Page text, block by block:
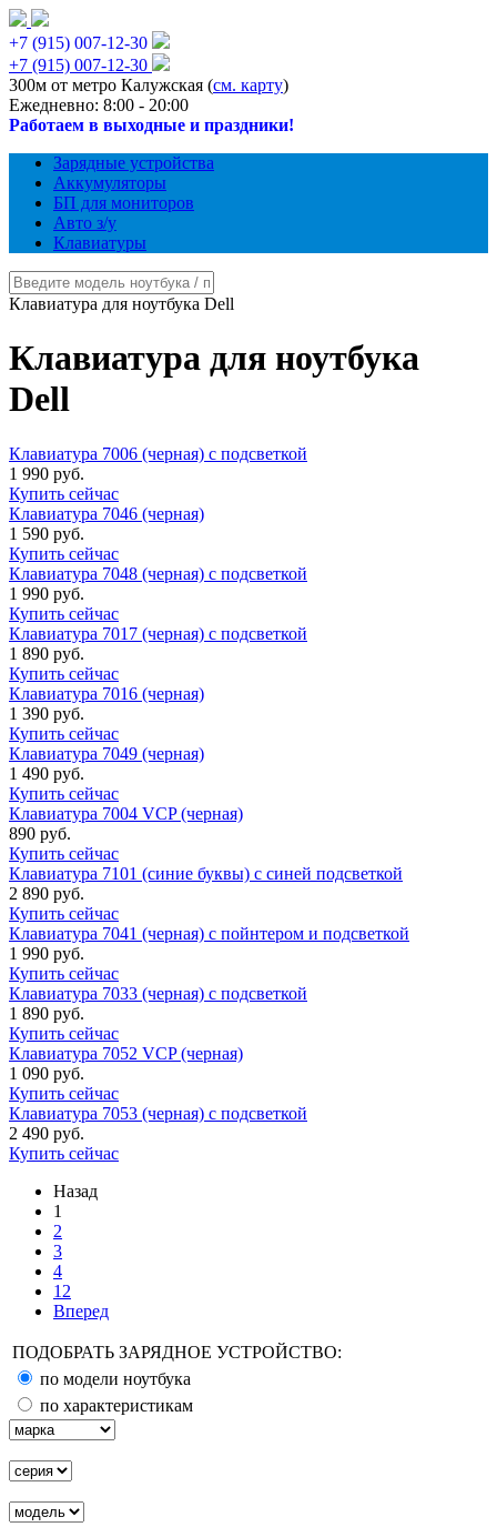
+7 (915) 007-12-30
+7 (915) 007-12-30
300м от метро Калужская (см. карту)
Ежедневно: 8:00 - 20:00
Работаем в выходные и праздники!
Зарядные устройства
Аккумуляторы
БП для мониторов
Авто з/у
Клавиатуры
Клавиатура для ноутбука Dell
Клавиатура для ноутбука
Dell
Клавиатура 7006 (черная) с подсветкой
1 990 руб.
Купить сейчас
Клавиатура 7046 (черная)
1 590 руб.
Купить сейчас
Клавиатура 7048 (черная) с подсветкой
1 990 руб.
Купить сейчас
Клавиатура 7017 (черная) с подсветкой
1 890 руб.
Купить сейчас
Клавиатура 7016 (черная)
1 390 руб.
Купить сейчас
Клавиатура 7049 (черная)
1 490 руб.
Купить сейчас
Клавиатура 7004 VCP (черная)
890 руб.
Купить сейчас
Клавиатура 7101 (синие буквы) с синей подсветкой
2 890 руб.
Купить сейчас
Клавиатура 7041 (черная) с пойнтером и подсветкой
1 990 руб.
Купить сейчас
Клавиатура 7033 (черная) с подсветкой
1 890 руб.
Купить сейчас
Клавиатура 7052 VCP (черная)
1 090 руб.
Купить сейчас
Клавиатура 7053 (черная) с подсветкой
2 490 руб.
Купить сейчас
Назад
1
2
3
4
12
Вперед
ПОДОБРАТЬ ЗАРЯДНОЕ УСТРОЙСТВО:
по модели ноутбука
по характеристикам